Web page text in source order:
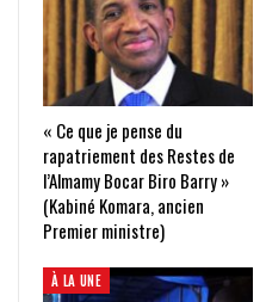
« Ce que je pense du
rapatriement des Restes de
l’Almamy Bocar Biro Barry »
(Kabiné Komara, ancien
Premier ministre)
À LA UNE